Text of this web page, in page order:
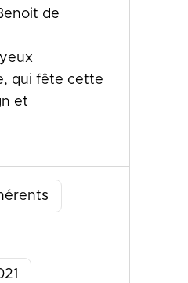
de
qui fête cette
et